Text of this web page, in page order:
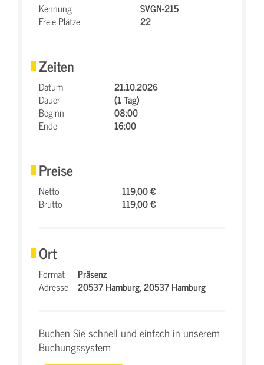
Kennung
SVGN-215
Freie Plätze
22
Zeiten
Datum
21.10.2026
Dauer
(1 Tag)
Beginn
08:00
Ende
16:00
Preise
Netto
119,00 €
Brutto
119,00 €
Ort
Format
Präsenz
Adresse
20537 Hamburg,20537 Hamburg
Buchen Sie schnell und einfach in unserem
Buchungssystem